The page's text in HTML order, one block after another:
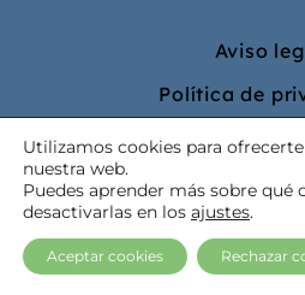
Aviso
Política de
Política de
@2023 La Tercera Pata. Todos
Utilizamos cookies para
nuestra web.
Puedes aprender más sobre qué
desactivarlas en los ajustes.
Aceptar cookies Rechazar